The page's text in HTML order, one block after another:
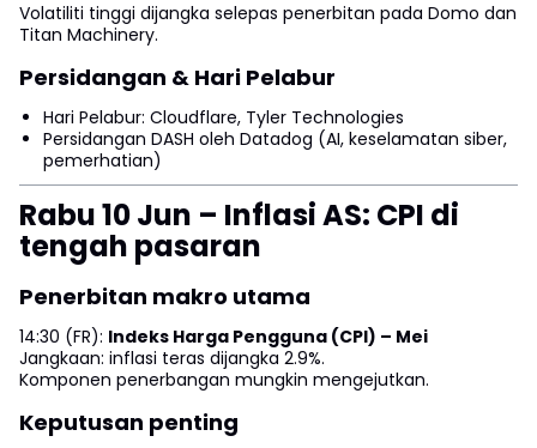
Volatiliti tinggi dijangka selepas penerbitan pada Domo dan
Titan Machinery.
Persidangan & Hari Pelabur
Hari Pelabur: Cloudflare, Tyler Technologies
Persidangan DASH oleh Datadog (AI, keselamatan siber,
pemerhatian)
Rabu 10 Jun – Inflasi AS: CPI di
tengah pasaran
Penerbitan makro utama
14:30 (FR): Indeks Harga Pengguna (CPI) – Mei
Jangkaan: inflasi teras dijangka 2.9%.
Komponen penerbangan mungkin mengejutkan.
Keputusan penting